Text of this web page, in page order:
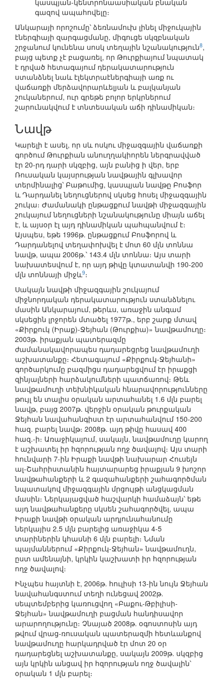
կասպյան-կենտրոնաասիական բնական
գազով ապահովելը։
Անկարայի որոշումը՝ ձեռնամուխ լինել միջուկային
էներգիայի զարգացմանը, միգուցե սկզբնական
շրջանում կունենա սոսկ տեղային նշանակություն8,
բայց պետք չէ բացառել, որ Թուրքիայում նպատակ
է դրված հետագայում դերակատարություն
ստանձնել նաև էլեկտրաէներգիայի առք ու
վաճառքի մերձավորարևելյան և բալկանյան
շուկաներում, ուր գրեթե բոլոր երկրներում
շարունակվում է տնտեսական աճի դինամիկան։
Նավթ
Կարելի է ասել, որ սև ոսկու միջազգային վաճառքի
գործում Թուրքիան անուղղակիորեն ներգրավված
էր 20-րդ դարի սկզբից, այն բանից ի վեր, երբ
Ռուսական կայսրության նավթային գլխավոր
տերմինալից՝ Բաթումից, կասպյան նավթը Բոսֆոր
և Դարդանել նեղուցներով սկսեց հոսել միջազգային
շուկա։ Ժամանակի ընթացքում նավթի միջազգային
շուկայում նեղուցների նշանակությունը միայն աճել
է, և այսօր էլ այդ դինամիկան պահպանվում է։
Այսպես, եթե 1996թ. ընթացքում Բոսֆորով և
Դարդանելով տեղափոխվել է մոտ 60 մլն տոննա
նավթ, ապա 2006թ.՝ 143.4 մլն տոննա։ Այս տարի
նախատեսվում է, որ այդ թիվը կտատանվի 190-200
մլն տոննայի միջև9։
Սակայն նավթի միջազգային շուկայում
միջնորդական դերակատարություն ստանձնելու
մասին Անկարայում, թերևս, առաջին անգամ
սկսեցին լրջորեն մտածել 1977թ., երբ շարք մտավ
«Քիրքուկ (Իրաք)-Ջեյհան (Թուրքիա)» նավթամուղը։
2003թ. իրաքյան պատերազմը
ժամանակավորապես դադարեցրեց նավթամուղի
աշխատանքը։ Հետագայում «Քիրքուկ-Ջեյհանի»
գործարկումը բազմիցս դադարեցվում էր իրաքցի
զինյալների հարձակումների պատճառով։ Թեև
նավթամուղի տեխնիկական հնարավորությունները
թույլ են տալիս օրական արտահանել 1.6 մլն բարել
նավթ, բայց 2007թ. վերջին օրական թուրքական
Ջեյհան նավահանգիստ էր արտահանվում 150-200
հազ. բարել նավթ։ 2008թ. այդ թիվը հասավ 400
հազ.-ի։ Առաջիկայում, սակայն, նավթամուղը կարող
է աշխատել իր հզորության ողջ ծավալով։ Այս տարի
հունվարի 7-ին Իրաքի նավթի նախարար Հուսեյն
ալ-Շահրիստանին հայտարարեց իրաքյան 9 խոշոր
նավթահանքերի և 2 գազահանքերի շահագործման
նպատակով միջազգային մրցույթի անցկացման
մասին։ Ներկայացված հաշվարկի համաձայն՝ եթե
այդ նավթահանքերը սկսեն շահագործվել, ապա
Իրաքի նավթի օրական արդյունահանումը
ներկայիս 2.5 մլն բարելից առաջիկա 4-5
տարիներին կհասնի 6 մլն բարելի։ Նման
պայմաններում «Քիրքուկ-Ջեյհան» նավթամուղն,
ըստ ամենայնի, կրկին կաշխատի իր հզորության
ողջ ծավալով։
Ինչպես հայտնի է, 2006թ. հուլիսի 13-ին նույն Ջեյհան
նավահանգստում տեղի ունեցավ 2002թ.
սեպտեմբերից կառուցվող «Բաքու-Թբիլիսի-
Ջեյհան» նավթամուղի բացման հանդիսավոր
արարողությունը։ Չնայած 2008թ. օգոստոսին այդ
թվում վրաց-ռուսական պատերազմի հետևանքով
նավթամուղը հարկադրված էր մոտ 20 օր
դադարեցնել աշխատանքը, սակայն 2009թ. սկզբից
այն կրկին անցավ իր հզորության ողջ ծավալին՝
օրական 1 մլն բարել։